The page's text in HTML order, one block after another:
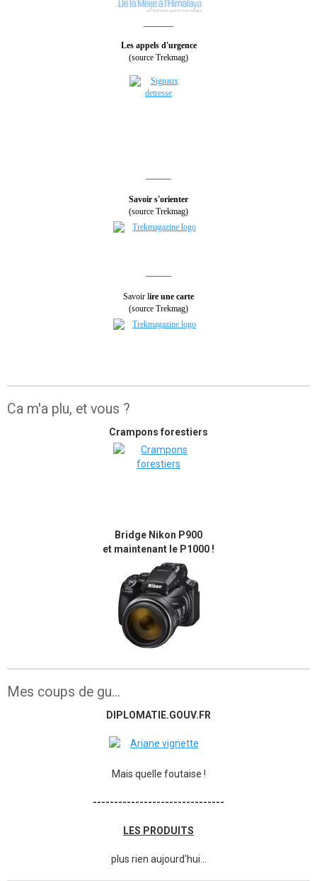
Les appels d'urgence
(source Trekmag)
Savoir s'orienter
(source Trekmag)
Savoir lire une carte
(source Trekmag)
Ca m'a plu, et vous ?
Crampons forestiers
Bridge Nikon P900
et maintenant le P1000 !
Mes coups de gu...
DIPLOMATIE.GOUV.FR
Mais quelle foutaise !
-------------------------------
LES PRODUITS
plus rien aujourd'hui...